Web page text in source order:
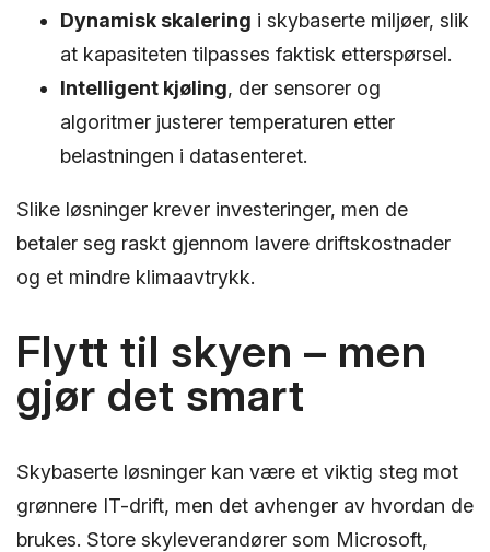
Dynamisk skalering i skybaserte miljøer, slik
at kapasiteten tilpasses faktisk etterspørsel.
Intelligent kjøling, der sensorer og
algoritmer justerer temperaturen etter
belastningen i datasenteret.
Slike løsninger krever investeringer, men de
betaler seg raskt gjennom lavere driftskostnader
og et mindre klimaavtrykk.
Flytt til skyen – men
gjør det smart
Skybaserte løsninger kan være et viktig steg mot
grønnere IT-drift, men det avhenger av hvordan de
brukes. Store skyleverandører som Microsoft,